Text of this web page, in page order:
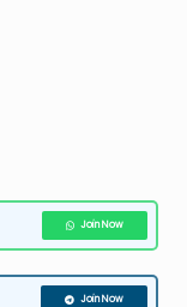
Join Now
Join Now